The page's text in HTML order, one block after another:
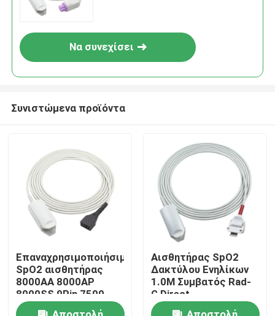
Σπίτι
Προϊόντα
Περίπου εμείς
Να συνεχίσει
Συνιστώμενα προϊόντα
Επαναχρησιμοποιήσιμος
SpO2 αισθητήρας
8000AA 8000AP
8000SS 9Pin 7500
8800 Xpod 3012
Αισθητήρας SpO2
Δακτύλου Ενηλίκων
1.0M Συμβατός Rad-
G Direct